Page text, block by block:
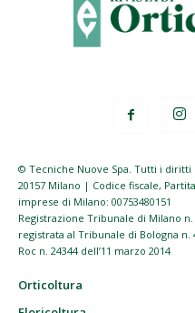
© Tecniche Nuove Spa. Tutti i diritti
20157 Milano | Codice fiscale,
imprese di Milano: 00753480151
Registrazione Tribunale di Milano
registrata al Tribunale di Bologna n.
Roc n. 24344 dell’11 marzo 2014
Orticoltura